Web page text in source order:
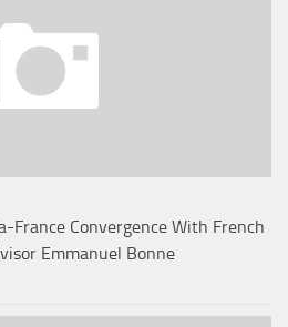
France Convergence With French
Emmanuel Bonne